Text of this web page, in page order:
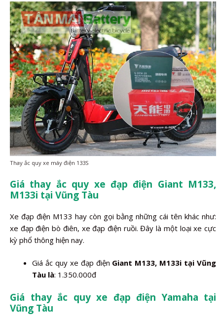
Thay ắc quy xe máy điện 133S
Giá thay ắc quy xe đạp điện Giant M133,
M133i tại Vũng Tàu
Xe đạp điện M133 hay còn gọi bằng những cái tên khác như:
xe đạp điện bò điên, xe đạp điện ruồi. Đây là một loại xe cực
kỳ phổ thông hiện nay.
Giá ắc quy xe đạp điện Giant M133, M133i tại Vũng
Tàu là: 1.350.000đ
Giá thay ắc quy xe đạp điện Yamaha tại
Vũng Tàu